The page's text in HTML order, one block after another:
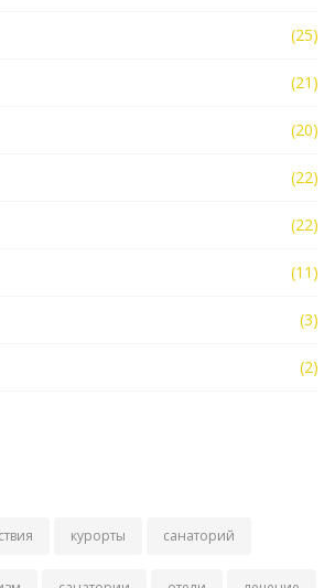
(25)
(21)
(20)
(22)
(22)
(11)
(3)
(2)
курорты санаторий